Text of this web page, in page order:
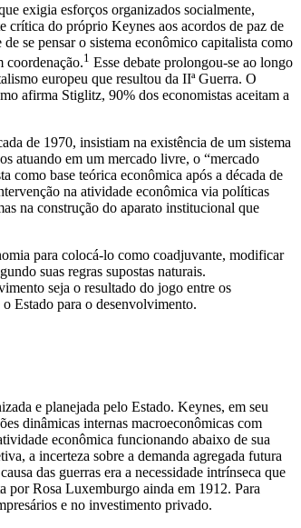
exigia esforços organizados socialmente,
crítica do próprio Keynes aos acordos de paz de
se pensar o sistema econômico capitalista como
coordenação.1 Esse debate prolongou-se ao longo
europeu que resultou da IIª Guerra. O
afirma Stiglitz, 90% dos economistas aceitam a
de 1970, insistiam na existência de um sistema
atuando em um mercado livre, o “mercado
como base teórica econômica após a década de
na atividade econômica via políticas
na construção do aparato institucional que
para colocá-lo como coadjuvante, modificar
suas regras supostas naturais.
seja o resultado do jogo entre os
Estado para o desenvolvimento.
e planejada pelo Estado. Keynes, em seu
dinâmicas internas macroeconômicas com
econômica funcionando abaixo de sua
a incerteza sobre a demanda agregada futura
das guerras era a necessidade intrínseca que
por Rosa Luxemburgo ainda em 1912. Para
e no investimento privado.